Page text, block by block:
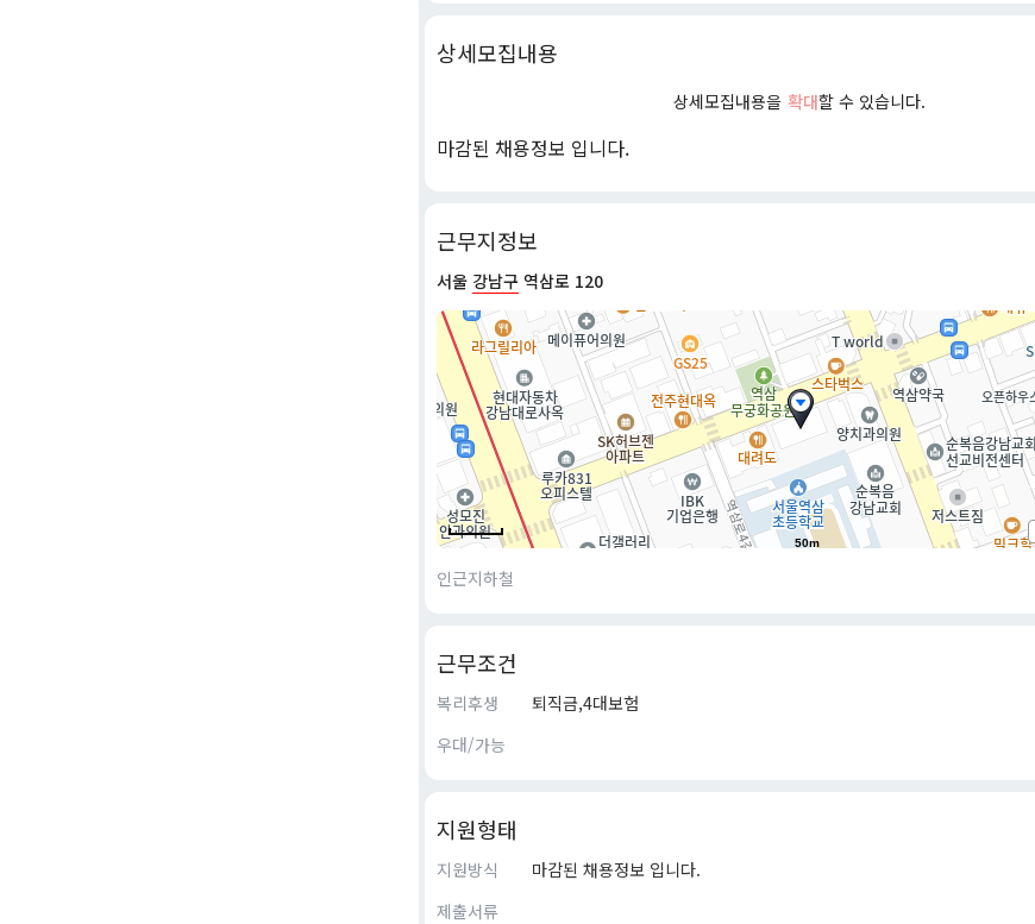
상세모집내용
상세모집내용을 확대할 수 있습니다.
마감된 채용정보 입니다.
근무지정보
서울 강남구 역삼로 120
50m
인근지하철
근무조건
복리후생
퇴직금,4대보험
우대/가능
지원형태
지원방식
마감된 채용정보 입니다.
제출서류